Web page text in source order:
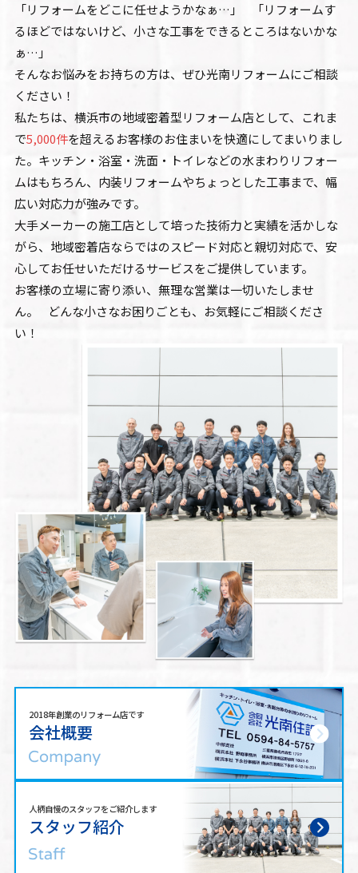
「リフォームをどこに任せようかなぁ…」 「リフォームす
るほどではないけど、小さな工事をできるところはないかな
ぁ…」
そんなお悩みをお持ちの方は、ぜひ光南リフォームにご相談
ください！
私たちは、横浜市の地域密着型リフォーム店として、これま
で5,000件を超えるお客様のお住まいを快適にしてまいりまし
た。キッチン・浴室・洗面・トイレなどの水まわりリフォー
ムはもちろん、内装リフォームやちょっとした工事まで、幅
広い対応力が強みです。
大手メーカーの施工店として培った技術力と実績を活かしな
がら、地域密着店ならではのスピード対応と親切対応で、安
心してお任せいただけるサービスをご提供しています。
お客様の立場に寄り添い、無理な営業は一切いたしませ
ん。 どんな小さなお困りごとも、お気軽にご相談くださ
い！
2018年創業のリフォーム店です
会社概要
人柄自慢のスタッフをご紹介します
スタッフ紹介